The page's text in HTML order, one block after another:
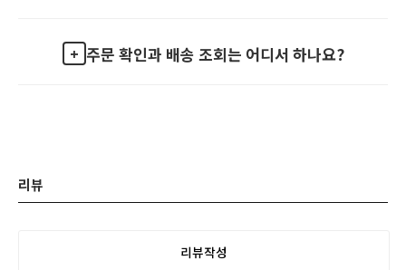
주문 확인과 배송 조회는 어디서 하나요?
리뷰
리뷰작성